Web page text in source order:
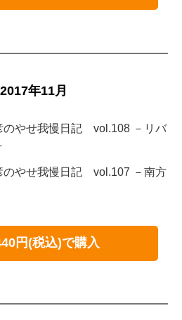
2017年11月
のやせ我慢日記 vol.108 －リバ
のやせ我慢日記 vol.107 －南方
円(税込)で購入